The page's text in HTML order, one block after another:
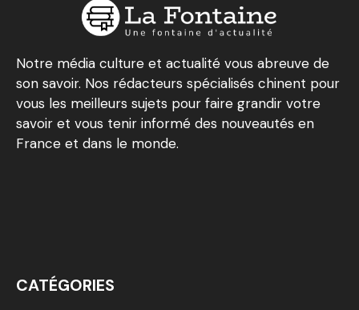
Notre média culture et actualité vous abreuve de
son savoir. Nos rédacteurs spécialisés chinent pour
vous les meilleurs sujets pour faire grandir votre
savoir et vous tenir informé des nouveautés en
France et dans le monde.
CATÉGORIES